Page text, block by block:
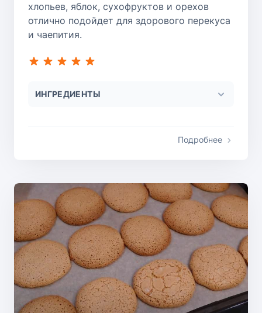
хлопьев, яблок, сухофруктов и орехов
отлично подойдет для здорового перекуса
и чаепития.
ИНГРЕДИЕНТЫ
Подробнее